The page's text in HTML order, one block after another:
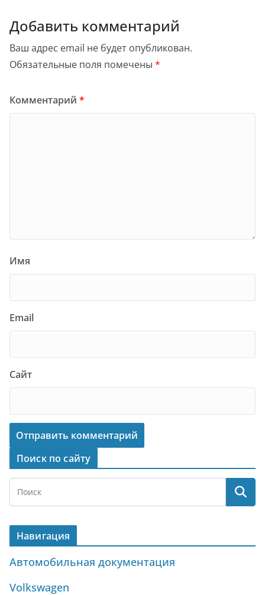
Добавить комментарий
Ваш адрес email не будет опубликован.
Обязательные поля помечены *
Комментарий *
Имя
Email
Сайт
Поиск по сайту
Навигация
Автомобильная документация
Volkswagen